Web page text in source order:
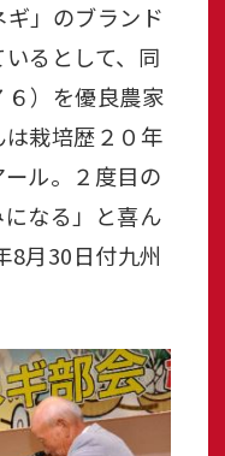
」のブランド
るとして、同
）を優良農家
栽培歴２０年
ル。２度目の
なる」と喜ん
8月30日付九州